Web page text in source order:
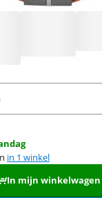
in 1 winkel
In mijn winkelwagen